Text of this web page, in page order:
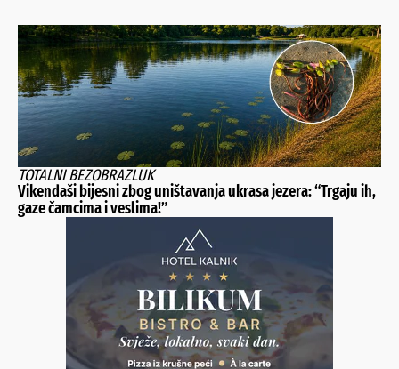
TOTALNI BEZOBRAZLUK
Vikendaši bijesni zbog uništavanja ukrasa jezera: “Trgaju ih,
gaze čamcima i veslima!”